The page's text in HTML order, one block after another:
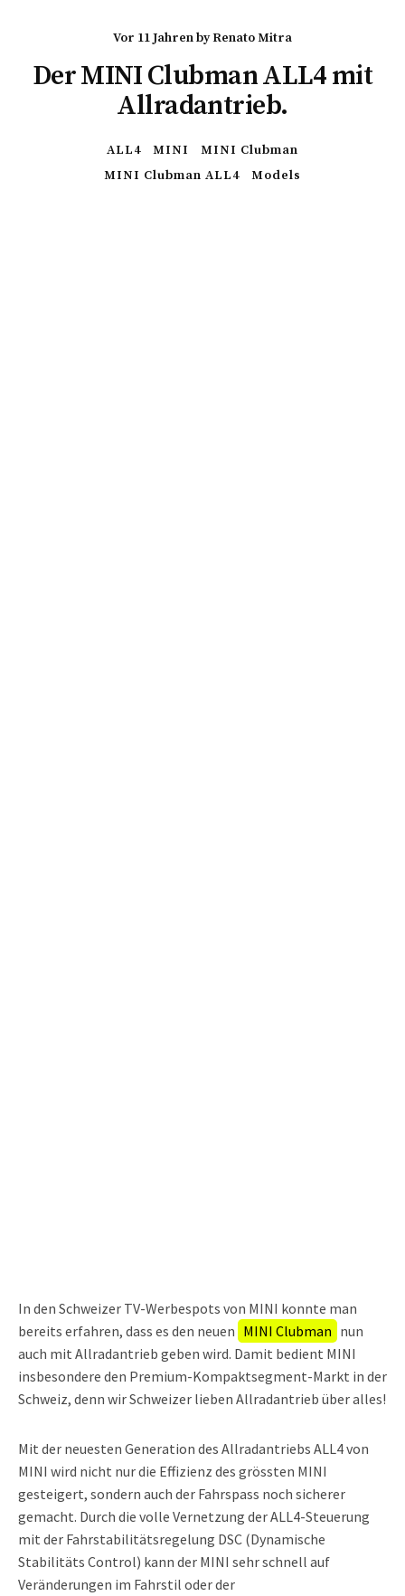
vor 11 JahrenbyRenato Mitra
Der MINI Clubman ALL4 mit
Allradantrieb.
ALL4 MINI
MINI Clubman
MINI Clubman ALL4
Models
In den Schweizer TV-Werbespots von MINI konnte man
bereits erfahren, dass es den neuen MINI Clubman nun
auch mit Allradantrieb geben wird. Damit bedient MINI
insbesondere den Premium-Kompaktsegment-Markt in der
Schweiz, denn wir Schweizer lieben Allradantrieb über alles!
Mit der neuesten Generation des Allradantriebs ALL4 von
MINI wird nicht nur die Effizienz des grössten MINI
gesteigert, sondern auch der Fahrspass noch sicherer
gemacht. Durch die volle Vernetzung der ALL4-Steuerung
mit der Fahrstabilitätsregelung DSC (Dynamische
Stabilitäts Control) kann der MINI sehr schnell auf
Veränderungen im Fahrstil oder der